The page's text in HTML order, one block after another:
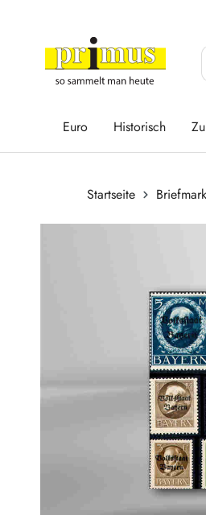
Euro Historisch
Startseite
Bildergalerie überspringen